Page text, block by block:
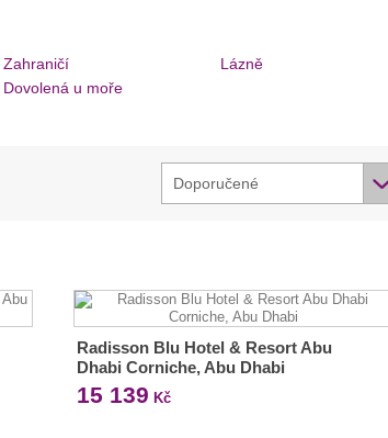
Zahraničí
Dovolená u moře
Lázně
Doporučené
Radisson Blu Hotel & Resort Abu
Dhabi Corniche, Abu Dhabi
15 139 Kč